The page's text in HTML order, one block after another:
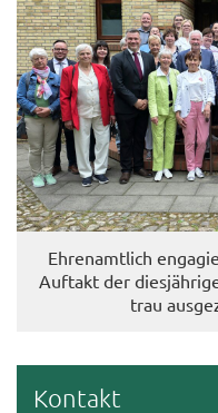
Eh­ren­amt­lich
Auf­takt der
trau
Kon­takt